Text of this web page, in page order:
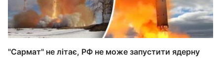
"Сармат" не літає, РФ не може запустити ядерну